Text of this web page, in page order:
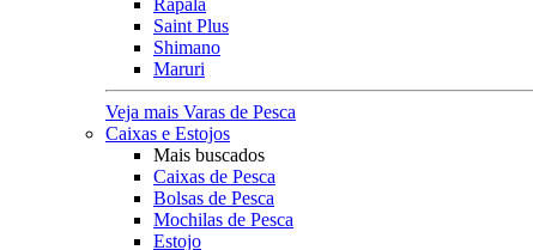
Rapala
Saint Plus
Shimano
Maruri
Veja mais Varas de Pesca
Caixas e Estojos
Mais buscados
Caixas de Pesca
Bolsas de Pesca
Mochilas de Pesca
Estojo